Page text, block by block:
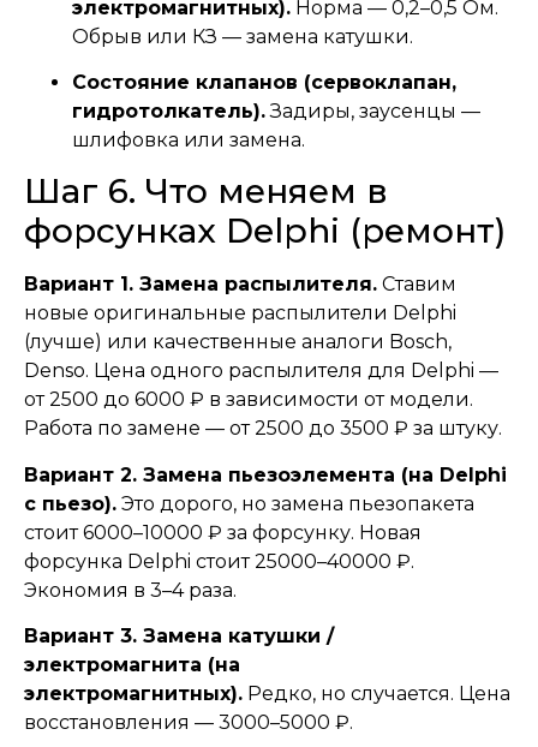
электромагнитных). Норма — 0,2–0,5 Ом.
Обрыв или КЗ — замена катушки.
Состояние клапанов (сервоклапан,
гидротолкатель).Задиры, заусенцы —
шлифовка или замена.
Шаг 6. Что меняем в
форсунках Delphi (ремонт)
Вариант 1. Замена распылителя. Ставим
новые оригинальные распылители Delphi
(лучше) или качественные аналоги Bosch,
Denso. Цена одного распылителя для Delphi —
от 2500 до 6000 ₽ в зависимости от модели.
Работа по замене — от 2500 до 3500 ₽ за штуку.
Вариант 2. Замена пьезоэлемента (на Delphi
с пьезо). Это дорого, но замена пьезопакета
стоит 6000–10000 ₽ за форсунку. Новая
форсунка Delphi стоит 25000–40000 ₽.
Экономия в 3–4 раза.
Вариант 3. Замена катушки /
электромагнита (на
электромагнитных). Редко, но случается. Цена
восстановления — 3000–5000 ₽.